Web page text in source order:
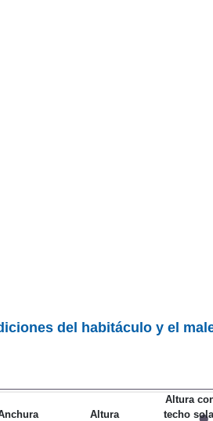
del habitáculo y el
Altura
Altura
techo